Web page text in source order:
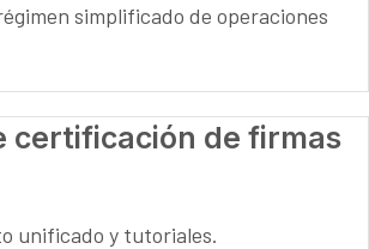
simplificado de operaciones
certificación de firmas
unificado y tutoriales.